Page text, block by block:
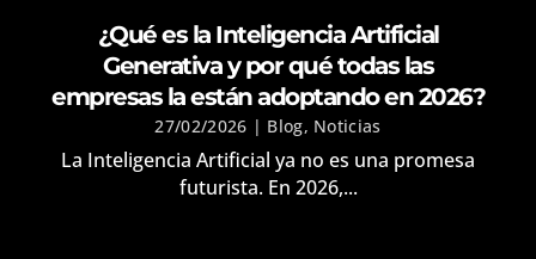
¿Qué es la Inteligencia Artificial
Generativa y por qué todas las
empresas la están adoptando en 2026?
27/02/2026 | Blog, Noticias
La Inteligencia Artificial ya no es una promesa
futurista. En 2026,...